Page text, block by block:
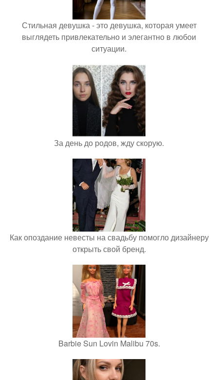
Стильная девушка - это девушка, которая умеет
выглядеть привлекательно и элегантно в любои
ситуации.
За день до родов, жду скорую.
Как опоздание невесты на свадьбу помогло дизайнеру
открыть свой бренд.
Barbie Sun Lovin Malibu 70s.